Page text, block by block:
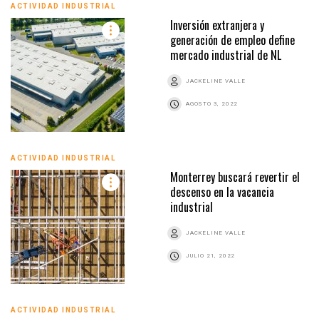
ACTIVIDAD INDUSTRIAL
Inversión extranjera y
generación de empleo define
mercado industrial de NL
JACKELINE VALLE
AGOSTO 3, 2022
ACTIVIDAD INDUSTRIAL
Monterrey buscará revertir el
descenso en la vacancia
industrial
JACKELINE VALLE
JULIO 21, 2022
ACTIVIDAD INDUSTRIAL